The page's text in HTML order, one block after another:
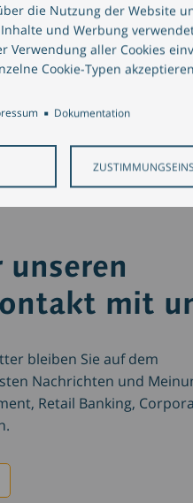
die Nutzung der Website
und Werbung verwendet
Verwendung aller Cookies
Cookie-Typen
Dokumentation
für die öffentliche Verwaltung
unseren
mit
bleiben Sie auf dem
Nachrichten und
Retail Banking,